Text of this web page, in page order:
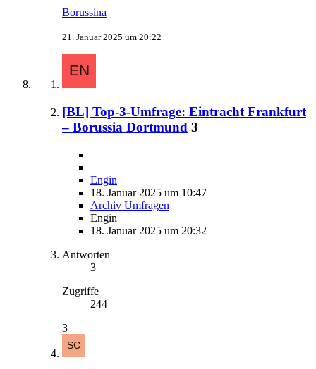
Borussina
21. Januar 2025 um 20:22
[BL] Top-3-Umfrage: Eintracht Frankfurt
– Borussia Dortmund 3
Engin
18. Januar 2025 um 10:47
Archiv Umfragen
Engin
18. Januar 2025 um 20:32
Antworten
3
Zugriffe
244
3